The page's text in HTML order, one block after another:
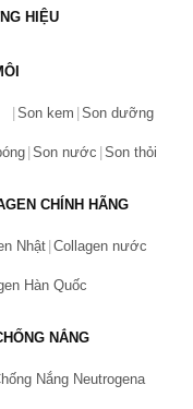
mua hàng?
chúng tôi qua số
HIỆU
Son kem Son dưỡng
Son nước Son thỏi
CHÍNH HÃNG
Nhật Collagen nước
Hàn Quốc
NẮNG
Nắng Neutrogena